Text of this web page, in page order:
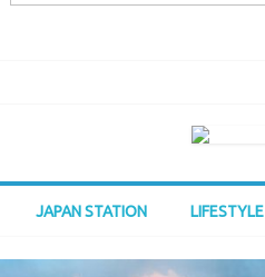
JAPAN STATION LIFESTYLE